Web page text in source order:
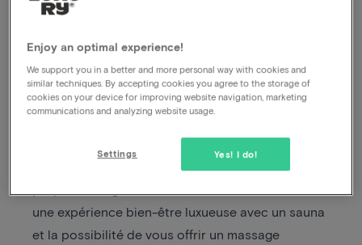
Découvrez l'Hôtel Fashion Amsterdam 4 étoiles,
situé en plein cœur animé d'Amsterdam, à
proximité de l'emblématique Vondelpark et du
charmant centre historique. Cet hôtel tendance
offre tout ce dont vous avez besoin pour un
week-end relaxant. L’Hôtel Fashion Amsterdam
une expérience bien-être luxueuse avec un sauna
et la possibilité de vous offrir un massage
Enjoy an optimal experience!
We support you in a better and more personal way with cookies and
similar techniques. By accepting cookies you agree to the storage of
cookies on your device for improving website navigation, marketing
communications and analyzing website usage.
Yes! I do!
Settings